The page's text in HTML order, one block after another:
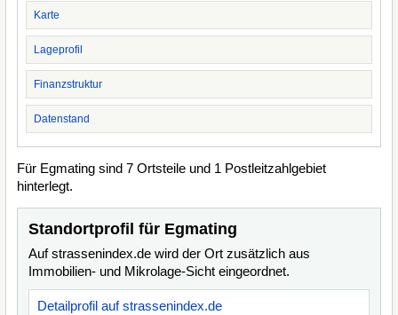
Karte
Lageprofil
Finanzstruktur
Datenstand
Für Egmating sind 7 Ortsteile und 1 Postleitzahlgebiet
hinterlegt.
Standortprofil für Egmating
Auf strassenindex.de wird der Ort zusätzlich aus
Immobilien- und Mikrolage-Sicht eingeordnet.
Detailprofil auf strassenindex.de